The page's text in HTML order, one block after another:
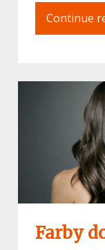
Continue
Farby